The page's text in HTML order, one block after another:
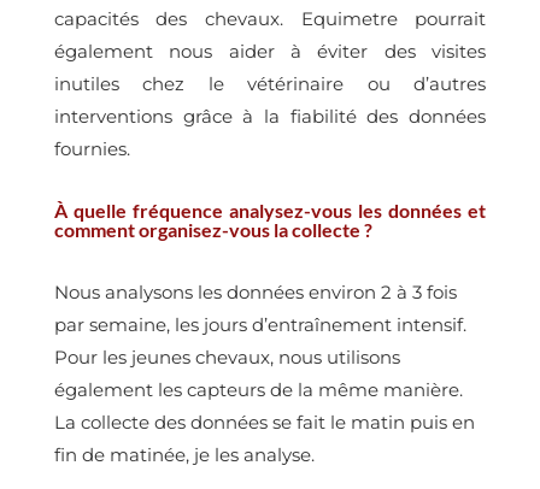
capacités des chevaux. Equimetre pourrait
également nous aider à éviter des visites
inutiles chez le vétérinaire ou d’autres
interventions grâce à la fiabilité des données
fournies.
À quelle fréquence analysez-vous les données et
comment organisez-vous la collecte ?
Nous analysons les données environ 2 à 3 fois
par semaine, les jours d’entraînement intensif.
Pour les jeunes chevaux, nous utilisons
également les capteurs de la même manière.
La collecte des données se fait le matin puis en
fin de matinée, je les analyse.